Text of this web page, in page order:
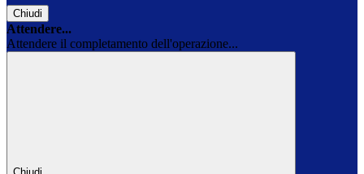
Chiudi
Attendere...
Attendere il completamento dell'operazione...